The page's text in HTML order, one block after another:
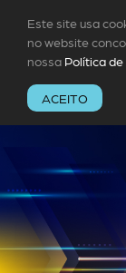
Este site usa
no website
nossa Política de
ACEITO